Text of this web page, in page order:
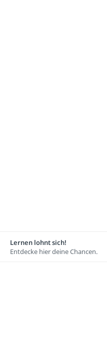
Lernen lohnt sich!
Entdecke hier deine Chancen.